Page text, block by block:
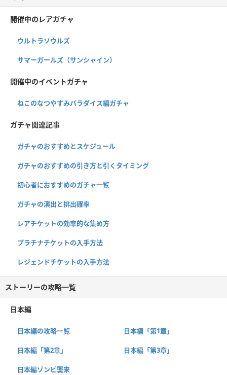
開催中のレアガチャ
ウルトラソウルズ
サマーガールズ（サンシャイン）
開催中のイベントガチャ
ねこのなつやすみパラダイス編ガチャ
ガチャ関連記事
ガチャのおすすめとスケジュール
ガチャのおすすめの引き方と引くタイミング
初心者におすすめのガチャ一覧
ガチャの演出と排出確率
レアチケットの効率的な集め方
プラチナチケットの入手方法
レジェンドチケットの入手方法
ストーリーの攻略一覧
日本編
日本編の攻略一覧 日本編「第1章」
日本編「第2章」 日本編「第3章」
日本編ゾンビ襲来